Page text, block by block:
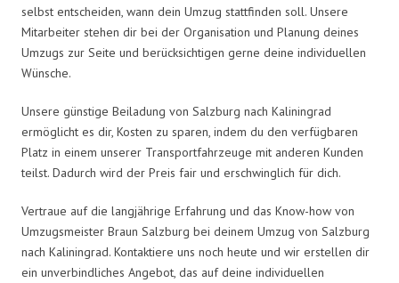
selbst entscheiden, wann dein Umzug stattfinden soll. Unsere
Mitarbeiter stehen dir bei der Organisation und Planung deines
Umzugs zur Seite und berücksichtigen gerne deine individuellen
Wünsche.
Unsere günstige Beiladung von Salzburg nach Kaliningrad
ermöglicht es dir, Kosten zu sparen, indem du den verfügbaren
Platz in einem unserer Transportfahrzeuge mit anderen Kunden
teilst. Dadurch wird der Preis fair und erschwinglich für dich.
Vertraue auf die langjährige Erfahrung und das Know-how von
Umzugsmeister Braun Salzburg bei deinem Umzug von Salzburg
nach Kaliningrad. Kontaktiere uns noch heute und wir erstellen dir
ein unverbindliches Angebot, das auf deine individuellen